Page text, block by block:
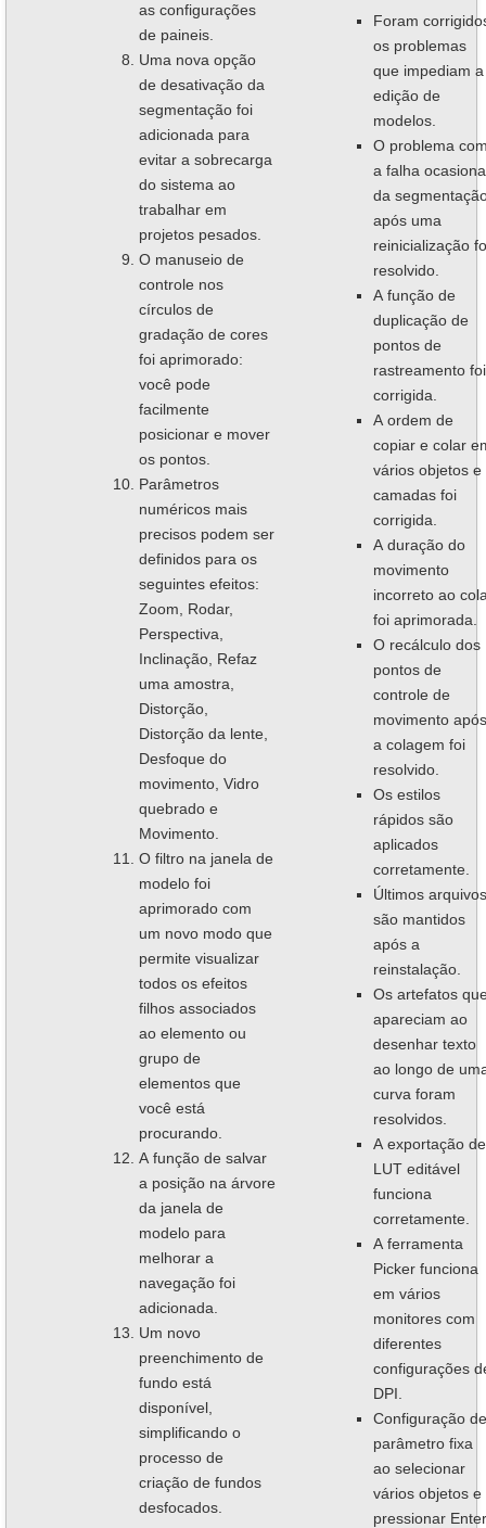
as configurações
de paineis.
Uma nova opção
de desativação da
segmentação foi
adicionada para
evitar a sobrecarga
do sistema ao
trabalhar em
projetos pesados.
O manuseio de
controle nos
círculos de
gradação de cores
foi aprimorado:
você pode
facilmente
posicionar e mover
os pontos.
Parâmetros
numéricos mais
precisos podem ser
definidos para os
seguintes efeitos:
Zoom, Rodar,
Perspectiva,
Inclinação, Refaz
uma amostra,
Distorção,
Distorção da lente,
Desfoque do
movimento, Vidro
quebrado e
Movimento.
O filtro na janela de
modelo foi
aprimorado com
um novo modo que
permite visualizar
todos os efeitos
filhos associados
ao elemento ou
grupo de
elementos que
você está
procurando.
A função de salvar
a posição na árvore
da janela de
modelo para
melhorar a
navegação foi
adicionada.
Um novo
preenchimento de
fundo está
disponível,
simplificando o
processo de
criação de fundos
desfocados.
Foram
os problemas
que impediam a
edição de
modelos.
O problema
a falha
da
após uma
reinicialização
resolvido.
A função de
duplicação de
pontos de
rastreamento foi
corrigida.
A ordem de
copiar e colar
vários objetos e
camadas foi
corrigida.
A duração do
movimento
incorreto ao
foi aprimorada.
O recálculo dos
pontos de
controle de
movimento após
a colagem foi
resolvido.
Os estilos
rápidos são
aplicados
corretamente.
Últimos arquivos
são mantidos
após a
reinstalação.
Os artefatos
apareciam ao
desenhar texto
ao longo de
curva foram
resolvidos.
A exportação de
LUT editável
funciona
corretamente.
A ferramenta
Picker funciona
em vários
monitores com
diferentes
configurações
DPI.
Configuração de
parâmetro fixa
ao selecionar
vários objetos e
pressionar